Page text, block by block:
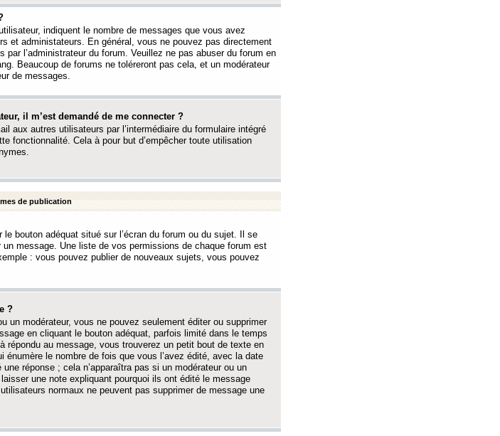
indiquent le nombre de messages que vous avez
et administateurs. En général, vous ne pouvez pas directement
l’administrateur du forum. Veuillez ne pas abuser du forum en
Beaucoup de forums ne toléreront pas cela, et un modérateur
de messages.
il m’est demandé de me connecter ?
aux autres utilisateurs par l’intermédiaire du formulaire intégré
fonctionnalité. Cela à pour but d’empêcher toute utilisation
de publication
bouton adéquat situé sur l’écran du forum ou du sujet. Il se
message. Une liste de vos permissions de chaque forum est
: vous pouvez publier de nouveaux sujets, vous pouvez
?
un modérateur, vous ne pouvez seulement éditer ou supprimer
en cliquant le bouton adéquat, parfois limité dans le temps
répondu au message, vous trouverez un petit bout de texte en
le nombre de fois que vous l’avez édité, avec la date
réponse ; cela n’apparaîtra pas si un modérateur ou un
une note expliquant pourquoi ils ont édité le message
normaux ne peuvent pas supprimer de message une